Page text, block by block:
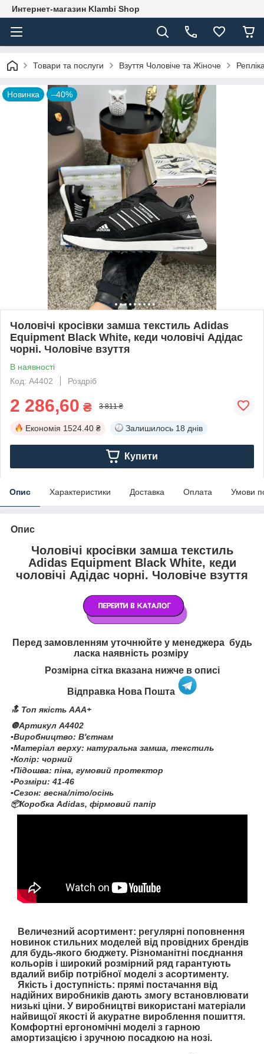
Интернет-магазин Klambi Shop
Товари та послуги Взуття Чоловіче та Жіноче
Новинка –40%
Чоловічі кросівки замша текстиль Adidas
Equipment Black White, кеди чоловічі Адідас
чорні. Чоловіче взуття
В наявності
Код: А4402
Роздріб
2 286,60 ₴ 3 811 ₴
Економія 1524.40 ₴ Залишилось 18 днів
Купити
Опис Характеристики Доставка Оплата Умови
Опис
Чоловічі кросівки замша текстиль
Adidas Equipment Black White, кеди
чоловічі Адідас чорні. Чоловіче взуття
Перед замовленням уточнюйте у менеджера будь
ласка наявність розміру
Розмірна сітка вказана нижче в описі
Відправка Нова Пошта
🔝 Топ якість AAA+
🔘Артикул А4402
▪️Виробництво: В'єтнам
▪️Матеріал верху: натуральна замша, текстиль
▪️Колір: чорний
▪️Підошва: піна, гумовий протектор
▪️Розміри: 41-46
▪️Сезон: весна/літо/осінь
📦Коробка Adidas, фірмовий папір
Величезний асортимент: регулярні поповнення
новинок стильних моделей від провідних брендів
для будь-якого бюджету. Різноманітні поєднання
кольорів і широкий розмірний ряд гарантують
вдалий вибір потрібної моделі з асортименту.
Якість і доступність: прямі постачання від
надійних виробників дають змогу встановлювати
низькі ціни. У виробництві використані матеріали
найвищої якості й акуратне вироблення пошиття.
Комфортні ергономічні моделі з гарною
амортизацією і зручною посадкою на нозі.